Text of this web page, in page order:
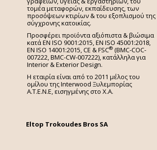
τομέα μεταφορών, εκπαίδευσης, των
προσόψεων κτιρίων & του εξοπλισμού της
σύγχρονης κατοικίας.
Προσφέρει προϊόντα αξιόπιστα & βιώσιμα
κατά EN ISO 9001:2015, EN ISO 45001:2018,
EN ISO 14001:2015,CE & FSC® (BMC-COC-
007222, BMC-CW-007222), κατάλληλα για
Interior & Exterior Design.
Η εταιρία είναι από το 2011 μέλος του
ομίλου της Interwood Ξυλεμπορίας
Α.Τ.Ε.Ν.Ε, εισηγμένης στο Χ.A.
Eltop Trokoudes Bros SA